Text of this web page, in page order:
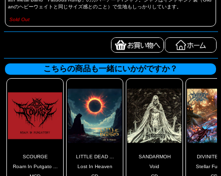
anのヘビーウェイトと同じサイズ感とのこと）で生地もしっかりしています。
Sold Out
こちらの商品も一緒にいかがですか？
SCOURGE
Roam In Putgato ...
LITTLE DEAD ...
Lost In Heaven
SANDARMOH
Void
DIVINITE
Stellar